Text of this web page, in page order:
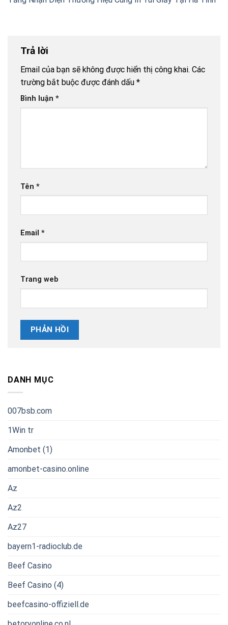
Trả lời
Email của bạn sẽ không được hiển thị công khai. Các
trường bắt buộc được đánh dấu *
Bình luận *
Tên *
Email *
Trang web
DANH MỤC
007bsb.com
1Win tr
Amonbet (1)
amonbet-casino.online
Az
Az2
Az27
bayern1-radioclub.de
Beef Casino
Beef Casino (4)
beefcasino-offiziell.de